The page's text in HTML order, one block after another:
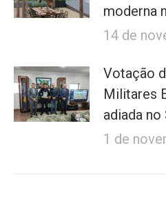
moderna
14 de
Votação
Militares
adiada no
1 de